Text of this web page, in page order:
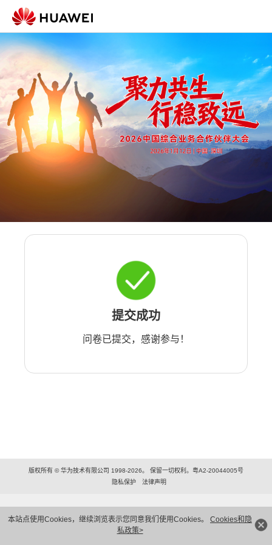
本站点使用Cookies，继续浏览表示您同意我们使用Cookies。 Cookies和隐
私政策>
提交成功
问卷已提交，感谢参与！
版权所有 © 华为技术有限公司 1998-2026。 保留一切权利。粤A2-20044005号
隐私保护
法律声明